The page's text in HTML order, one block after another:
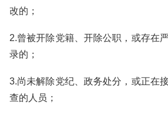
改的；
2.曾被开除党籍、开除公职，或存在
录的；
3.尚未解除党纪、政务处分，或正在
查的人员；